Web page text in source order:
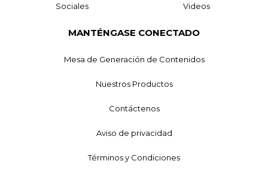
Sociales Videos
MANTÉNGASE CONECTADO
Mesa de Generación de Contenidos
Nuestros Productos
Contáctenos
Aviso de privacidad
Términos y Condiciones